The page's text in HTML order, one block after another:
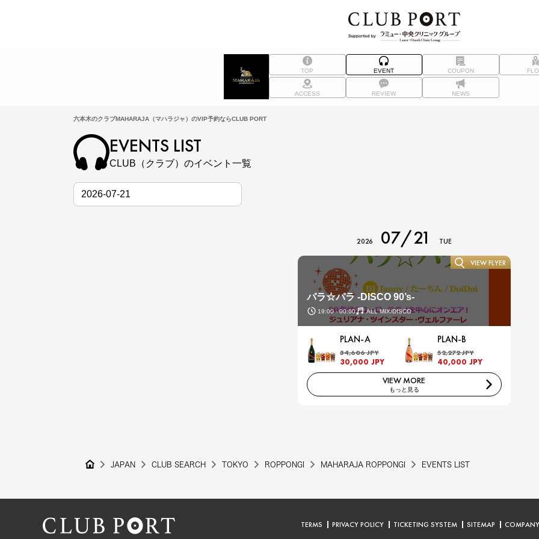
TOP EVENT COUPON
ACCESS REVIEW NEWS
六本木のクラブMAHARAJA（マハラジャ）のVIP予約ならCLUB PORT
EVENTS LIST
CLUB（クラブ）のイベント一覧
2026 07/21 TUE
パラ☆パラ -DISCO 90’s-
19:00 - 00:00 ALL MIX/DISCO
VIEW FLYER
PLAN-A
34,606 JPY
30,000 JPY
PLAN-B
52,272 JPY
40,000 JPY
VIEW MORE
もっと見る
JAPAN CLUB SEARCH TOKYO ROPPONGI MAHARAJA ROPPONGI EVENTS LIST
TERMS PRIVACY POLICY TICKETING SYSTEM SITEMAP COMPANY